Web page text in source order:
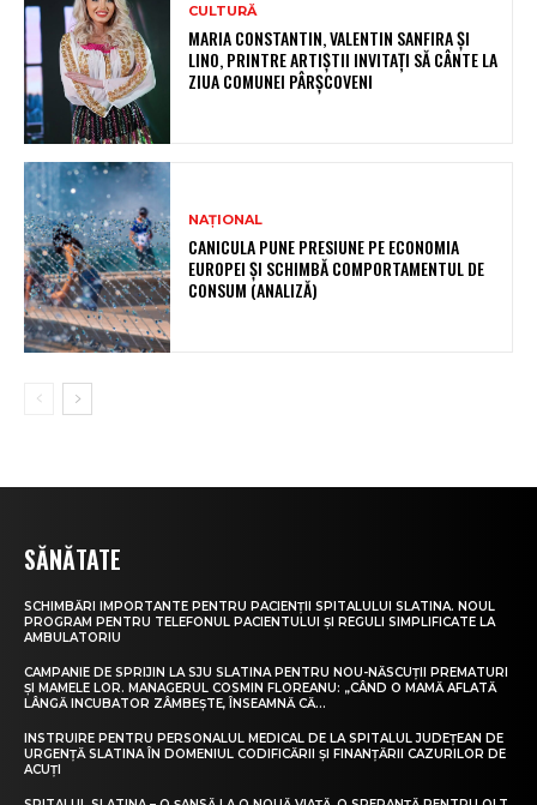
CULTURĂ
MARIA CONSTANTIN, VALENTIN SANFIRA ȘI
LINO, PRINTRE ARTIȘTII INVITAȚI SĂ CÂNTE LA
ZIUA COMUNEI PÂRȘCOVENI
NAȚIONAL
CANICULA PUNE PRESIUNE PE ECONOMIA
EUROPEI ȘI SCHIMBĂ COMPORTAMENTUL DE
CONSUM (ANALIZĂ)
SĂNĂTATE
SCHIMBĂRI IMPORTANTE PENTRU PACIENȚII SPITALULUI SLATINA. NOUL
PROGRAM PENTRU TELEFONUL PACIENTULUI ȘI REGULI SIMPLIFICATE LA
AMBULATORIU
CAMPANIE DE SPRIJIN LA SJU SLATINA PENTRU NOU-NĂSCUȚII PREMATURI
ȘI MAMELE LOR. MANAGERUL COSMIN FLOREANU: „CÂND O MAMĂ AFLATĂ
LÂNGĂ INCUBATOR ZÂMBEȘTE, ÎNSEAMNĂ CĂ...
INSTRUIRE PENTRU PERSONALUL MEDICAL DE LA SPITALUL JUDEȚEAN DE
URGENȚĂ SLATINA ÎN DOMENIUL CODIFICĂRII ȘI FINANȚĂRII CAZURILOR DE
ACUȚI